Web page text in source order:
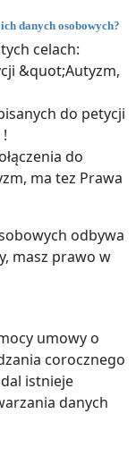
danych osobowych?
celach:
&quot;Autyzm,
do petycji
do
ma tez Prawa
odbywa
masz prawo w
umowy o
corocznego
istnieje
danych